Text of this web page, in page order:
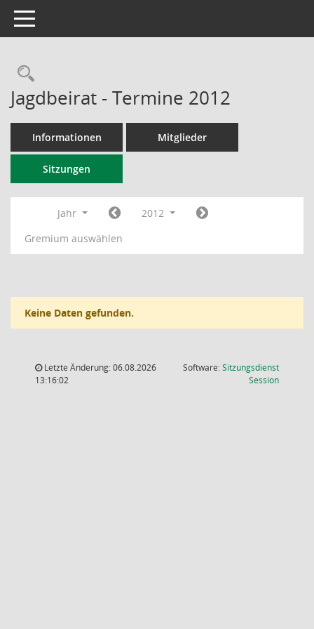
Toggle navigation
Rechercheauswahl
Jagdbeirat - Termine 2012
Informationen Mitglieder
Sitzungen
Jahr
2012
Gremium auswählen
Keine Daten gefunden.
Letzte Änderung: 06.08.2026
13:16:02
Software:Sitzungsdienst
Session(Wird in